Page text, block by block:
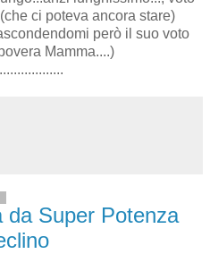
ci poteva ancora stare)
però il suo voto
Mamma....)
da Super Potenza